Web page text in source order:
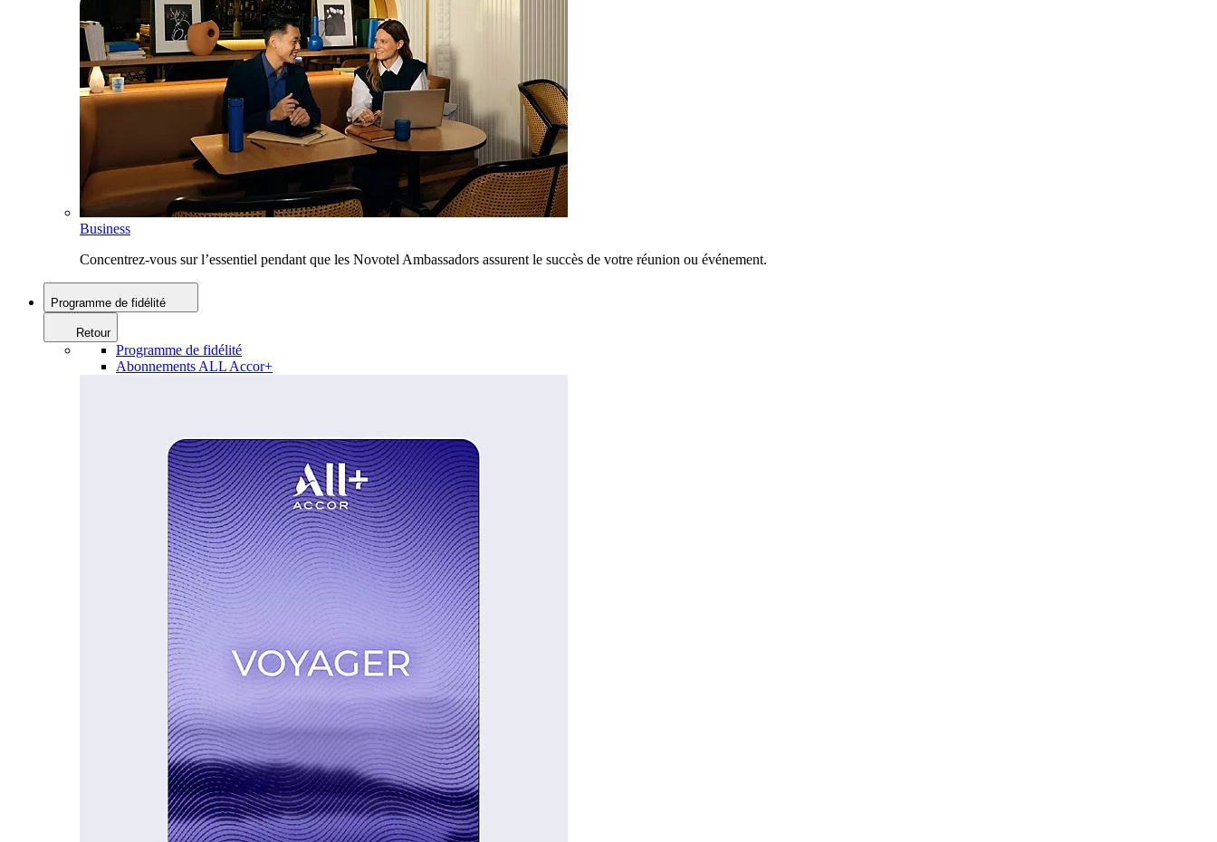
Business
Concentrez-vous sur l’essentiel pendant que les Novotel Ambassadors assurent le succès de votre réunion ou événement.
Programme de fidélité
Retour
Programme de fidélité
Abonnements ALL Accor+